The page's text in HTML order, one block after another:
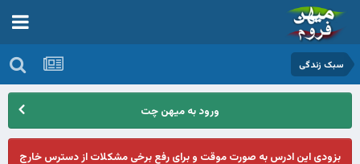
سبک زندگی
ورود به میهن چت
بزودی این ادرس به صورت موقت و برای رفع برخی مشکلات از دسترس خارج